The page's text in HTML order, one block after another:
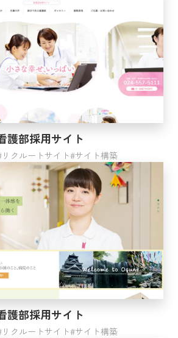
護部採用サイト
リクルートサイト サイト構築
部採用サイト
リクルートサイト サイト構築